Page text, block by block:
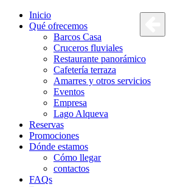
Inicio
Qué ofrecemos
Barcos Casa
Cruceros fluviales
Restaurante panorámico
Cafetería terraza
Amarres y otros servicios
Eventos
Empresa
Lago Alqueva
Reservas
Promociones
Dónde estamos
Cómo llegar
contactos
FAQs